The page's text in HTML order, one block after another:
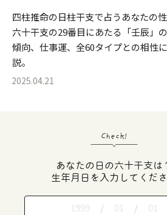
四柱推命の日柱干支で占うあなたの性
六十干支の29番目にあたる「壬辰」
傾向、仕事運、全60タイプとの相性
説。
2025.04.21
Check!
あなたの日の六十干支は
生年月日を入力してくだ
/ /